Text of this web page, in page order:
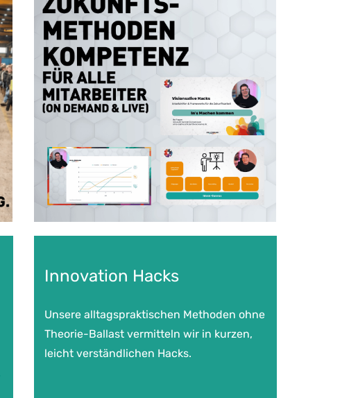
Innovation Hacks
Unsere alltagspraktischen Methoden ohne
Theorie-Ballast vermitteln wir in kurzen,
leicht verständlichen Hacks.